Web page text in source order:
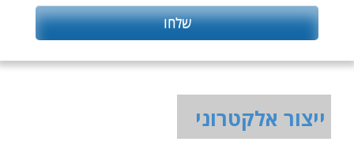
ייצור אלקטרוני